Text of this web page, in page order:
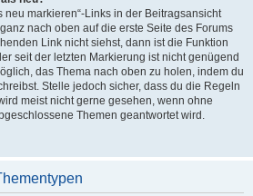
neu markieren“-Links in der Beitragsansicht
nach oben auf die erste Seite des Forums
Link nicht siehst, dann ist die Funktion
seit der letzten Markierung ist nicht genügend
das Thema nach oben zu holen, indem du
Stelle jedoch sicher, dass du die Regeln
meist nicht gerne gesehen, wenn ohne
Themen geantwortet wird.